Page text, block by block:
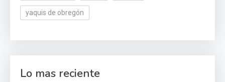
yaquis de obregón
Lo mas reciente